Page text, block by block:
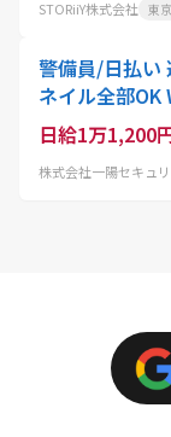
STORiiY株式会社 東
警備員/日払い
ネイル全部OK
日給1万1,200
株式会社一陽セキュ